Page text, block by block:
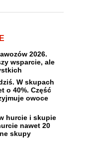
2026.
wsparcie, ale
W skupach
o 40%. Część
owoce
hurcie i skupie
nawet 20
skupy